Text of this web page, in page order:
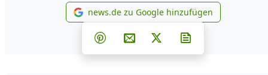
news.de zu Google
news.de zu Google hinzufügen
Teilen auf Facebook
Teilen auf Whatsapp
Teilen auf Telegram
Teilen auf Pinterest
Per E-Mail teilen
Post auf X